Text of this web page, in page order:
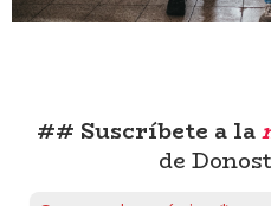
## Suscríbete a la
de